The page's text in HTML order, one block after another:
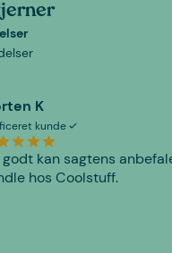
K
kunde
kan sagtens
hos Coolstuff.